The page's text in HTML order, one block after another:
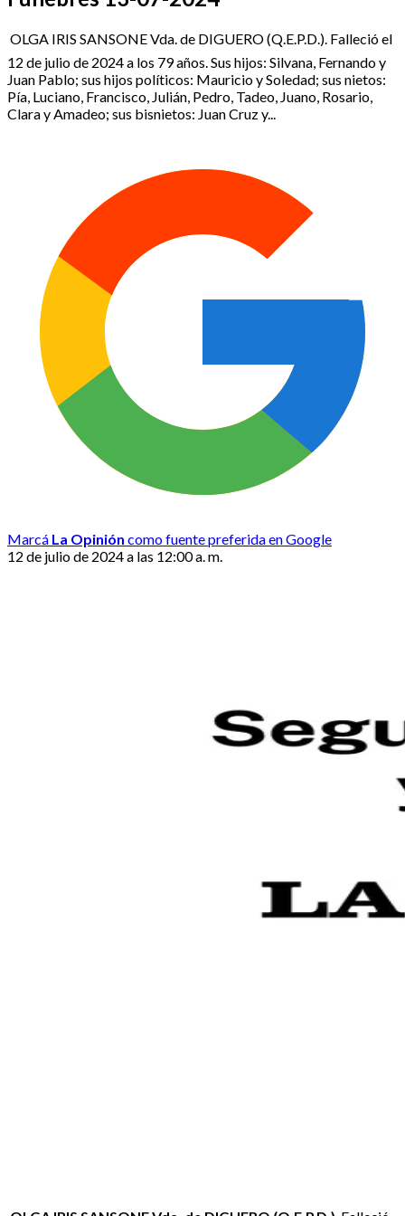
 OLGA IRIS SANSONE Vda. de DIGUERO (Q.E.P.D.). Falleció el
12 de julio de 2024 a los 79 años. Sus hijos: Silvana, Fernando y
Juan Pablo; sus hijos políticos: Mauricio y Soledad; sus nietos:
Pía, Luciano, Francisco, Julián, Pedro, Tadeo, Juano, Rosario,
Clara y Amadeo; sus bisnietos: Juan Cruz y...
Marcá La Opinión como fuente preferida en Google
12 de julio de 2024 a las 12:00 a. m.